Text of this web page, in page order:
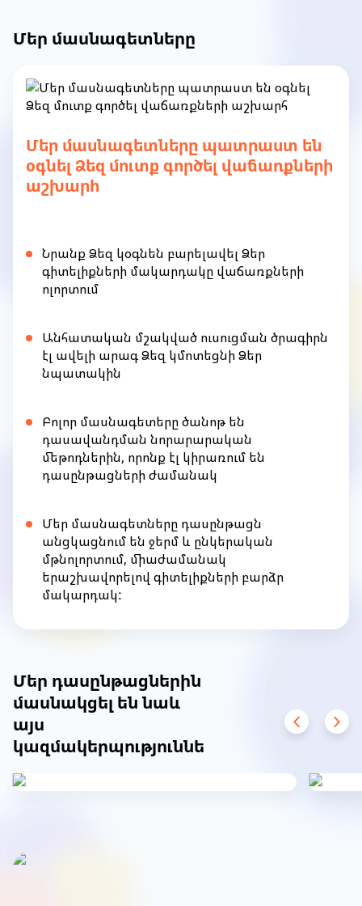
Մեր մասնագետները
Մեր մասնագետները պատրաստ են
օգնել Ձեզ մուտք գործել վաճառքների
աշխարհ
Նրանք Ձեզ կօգնեն բարելավել Ձեր
գիտելիքների մակարդակը վաճառքների
ոլորտում
Անհատական մշակված ուսուցման ծրագիրն
էլ ավելի արագ Ձեզ կմոտեցնի Ձեր
նպատակին
Բոլոր մասնագետերը ծանոթ են
դասավանդման նորարարական
մեթոդներին, որոնք էլ կիրառում են
դասընթացների ժամանակ
Մեր մասնագետները դասընթացն
անցկացնում են ջերմ և ընկերական
մթնոլորտում, միաժամանակ
երաշխավորելով գիտելիքների բարձր
մակարդակ:
1
Մեր դասընթացներին
մասնակցել են նաև
այս
կազմակերպություններից
of